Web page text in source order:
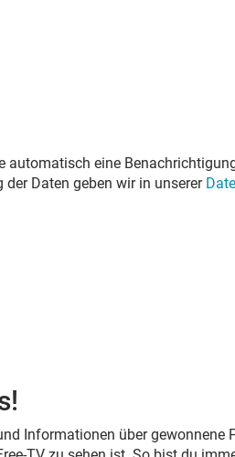
automatisch eine
Daten geben wir in unserer
Informationen über gewonnene